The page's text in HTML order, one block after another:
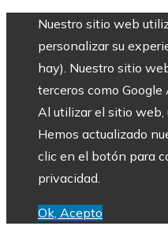
Nuestro sitio web
personalizar su
hay). Nuestro sitio
terceros como Google
Al utilizar el sitio web,
Hemos actualizado
clic en el botón para
privacidad.
Ok, Acepto